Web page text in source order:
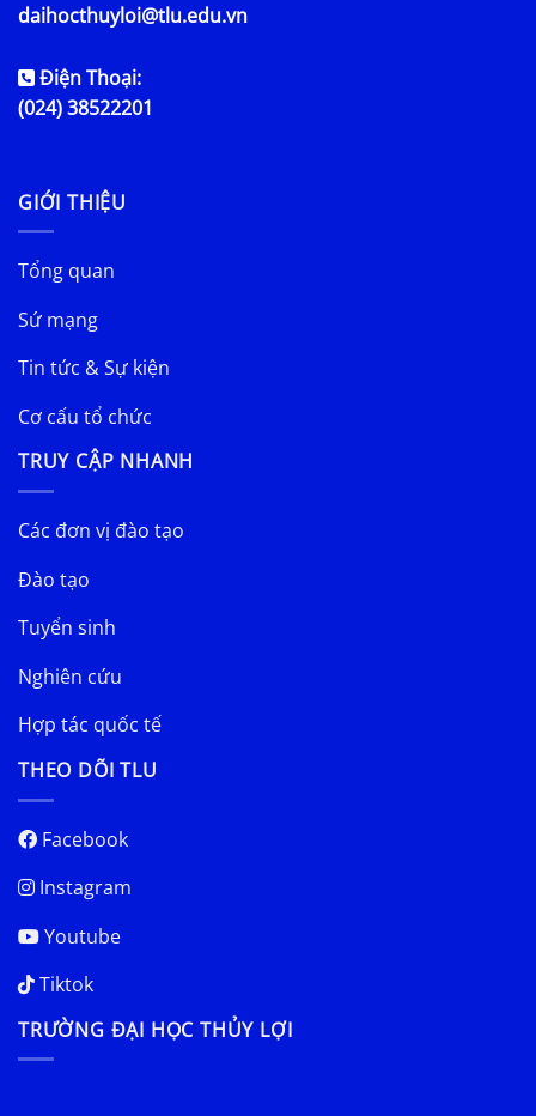
daihocthuyloi@tlu.edu.vn
Điện Thoại:
(024) 38522201
GIỚI THIỆU
Tổng quan
Sứ mạng
Tin tức & Sự kiện
Cơ cấu tổ chức
TRUY CẬP NHANH
Các đơn vị đào tạo
Đào tạo
Tuyển sinh
Nghiên cứu
Hợp tác quốc tế
THEO DÕI TLU
Facebook
Instagram
Youtube
Tiktok
TRƯỜNG ĐẠI HỌC THỦY LỢI